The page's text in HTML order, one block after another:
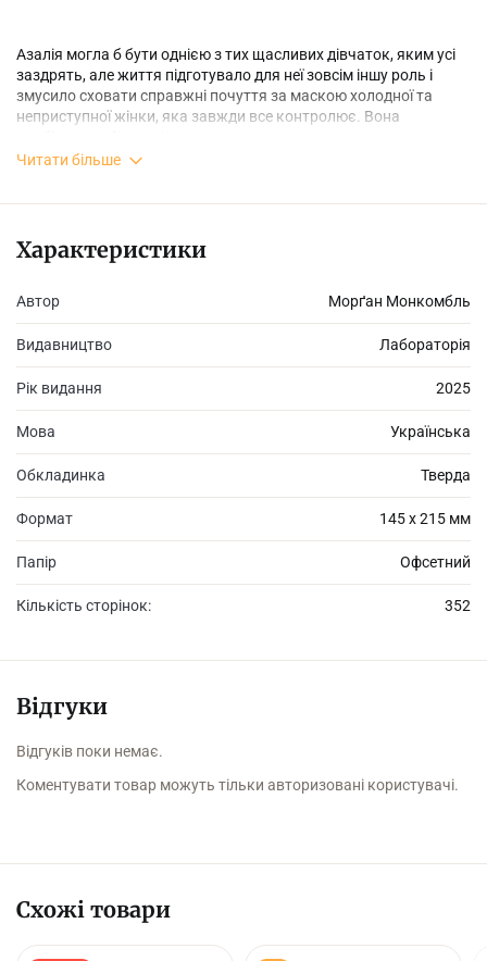
Азалія могла б бути однією з тих щасливих дівчаток, яким усі
заздрять, але життя підготувало для неї зовсім іншу роль і
змусило сховати справжні почуття за маскою холодної та
неприступної жінки, яка завжди все контролює. Вона
новина про автотрощу, у якій загинула її матір, перевертає все.
Азалія повертається, а все навколо нагадує їй про сповнене
болю і страху минуле. І лиш новий загадковий сусід Іден, який
вперше повертає усмішку на її обличчя. І хоча вона
заприсяглася ніколи не мати почуттів до чоловіка, він
перевертає її світ. Але чи готова вона поділитися таємницями
власної змученої душі?
Читати більше
Характеристики
Автор Морґан Монкомбль
Видавництво Лабораторія
Рік видання 2025
Мова Українська
Обкладинка Тверда
Формат 145 х 215 мм
Папір Офсетний
Кількість сторінок: 352
Відгуки
Відгуків поки немає.
Коментувати товар можуть тільки авторизовані користувачі.
Схожі товари